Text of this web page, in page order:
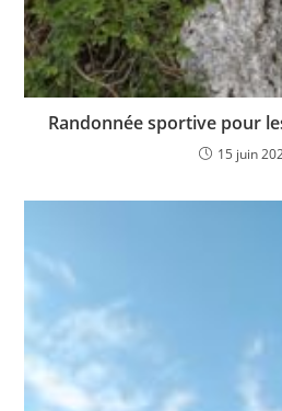
Randonnée sportive pour
15 juin